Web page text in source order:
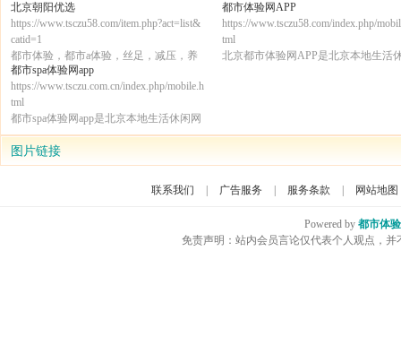
生，休闲娱乐，spa，5点评vlp网
生，休闲娱乐，spa，5点评vlp网
北京朝阳优选
https://www.tsczu58.com/item.php?act=list&
catid=1
都市体验，都市a体验，丝足，减压，养
生，休闲娱乐，spa，5点评vlp网
都市体验网APP
https://www.tsczu58.com/index.php/
tml
北京都市体验网APP是北京本地生活
都市spa体验网app
https://www.tsczu.com.cn/index.php/mobile.h
tml
都市spa体验网app是北京本地生活休闲网
站,致力于提供北京桑拿休闲会所、养生
会馆、水疗汗蒸、spa会所、足疗会所、k
tv酒吧、等优选好店推荐服务信息平台！
图片链接
联系我们 广告服务 服务条款 网站地图
Powered by 都市体
免责声明：站内会员言论仅代表个人观点，